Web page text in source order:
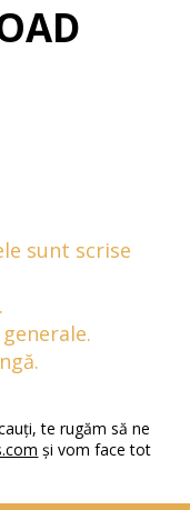
sunt scrise
te rugăm să ne
și vom face tot